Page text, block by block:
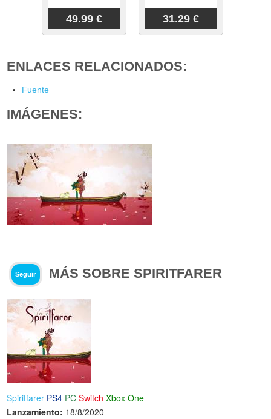
49.99 € 31.29 €
ENLACES RELACIONADOS:
Fuente
IMÁGENES:
Seguir MÁS SOBRE SPIRITFARER
Spiritfarer PS4 PC Switch Xbox One
Lanzamiento: 18/8/2020